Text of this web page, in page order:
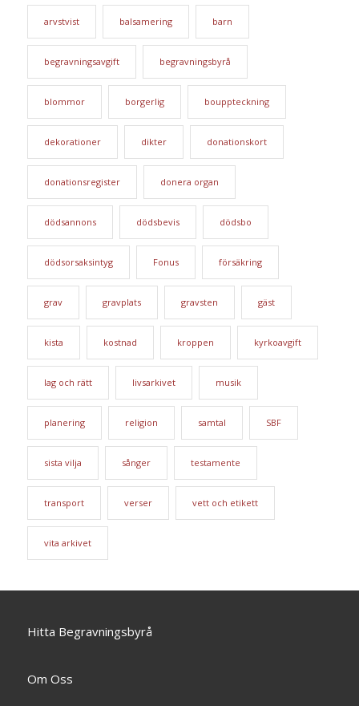
arvstvist balsamering barn
begravningsavgift begravningsbyrå
blommor borgerlig bouppteckning
dekorationer dikter donationskort
donationsregister donera organ
dödsannons dödsbevis dödsbo
dödsorsaksintyg Fonus försäkring
grav gravplats gravsten gäst
kista kostnad kroppen kyrkoavgift
lag och rätt livsarkivet musik
planering religion samtal SBF
sista vilja sånger testamente
transport verser vett och etikett
vita arkivet
Hitta Begravningsbyrå
Om Oss